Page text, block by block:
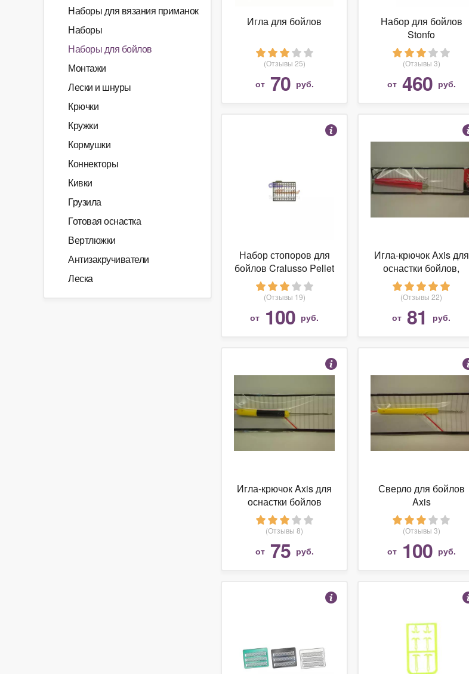
Наборы для вязания приманок
Наборы
Наборы для бойлов
Монтажи
Лески и шнуры
Крючки
Кружки
Кормушки
Коннекторы
Кивки
Грузила
Готовая оснастка
Вертлюжки
Антизакручиватели
Леска
Игла для бойлов
(Отзывы 25)
от 70 руб.
Набор для бойлов
Stonfo
(Отзывы 3)
от 460 руб.
Набор стопоров для
бойлов Cralusso Pellet
Stopper Kit Hard
(Отзывы 19)
от 100 руб.
Игла-крючок Axis для
оснастки бойлов,
ручка-контейнер, AX-
84660-04
(Отзывы 22)
от 81 руб.
Игла-крючок Axis для
оснастки бойлов
"Delux",
комбинированная
ручка
(Отзывы 8)
от 75 руб.
Сверло для бойлов
Axis
(Отзывы 3)
от 100 руб.